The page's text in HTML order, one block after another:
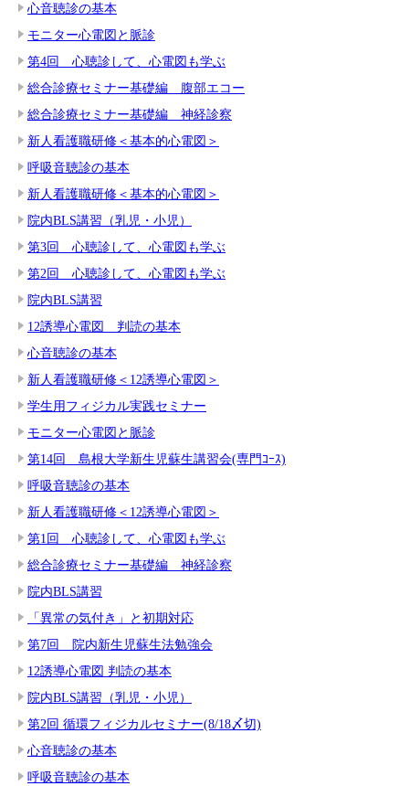
心音聴診の基本
モニター心電図と脈診
第4回 心聴診して、心電図も学ぶ
総合診療セミナー基礎編 腹部エコー
総合診療セミナー基礎編 神経診察
新人看護職研修＜基本的心電図＞
呼吸音聴診の基本
新人看護職研修＜基本的心電図＞
院内BLS講習（乳児・小児）
第3回 心聴診して、心電図も学ぶ
第2回 心聴診して、心電図も学ぶ
院内BLS講習
12誘導心電図 判読の基本
心音聴診の基本
新人看護職研修＜12誘導心電図＞
学生用フィジカル実践セミナー
モニター心電図と脈診
第14回 島根大学新生児蘇生講習会(専門ｺｰｽ)
呼吸音聴診の基本
新人看護職研修＜12誘導心電図＞
第1回 心聴診して、心電図も学ぶ
総合診療セミナー基礎編 神経診察
院内BLS講習
「異常の気付き」と初期対応
第7回 院内新生児蘇生法勉強会
12誘導心電図 判読の基本
院内BLS講習（乳児・小児）
第2回 循環フィジカルセミナー(8/18〆切)
心音聴診の基本
呼吸音聴診の基本